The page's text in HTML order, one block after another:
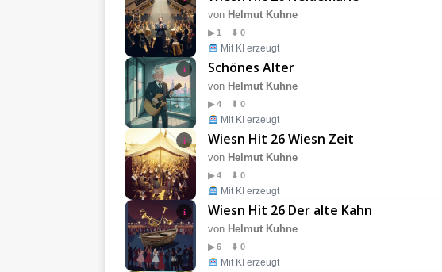
von Helmut Kuhne
▶ 1 ⬇ 0
Mit KI erzeugt
i Schönes Alter
von Helmut Kuhne
▶ 4 ⬇ 0
Mit KI erzeugt
i Wiesn Hit 26 Wiesn Zeit
von Helmut Kuhne
▶ 4 ⬇ 0
Mit KI erzeugt
i Wiesn Hit 26 Der alte Kahn
von Helmut Kuhne
▶ 6 ⬇ 0
Mit KI erzeugt